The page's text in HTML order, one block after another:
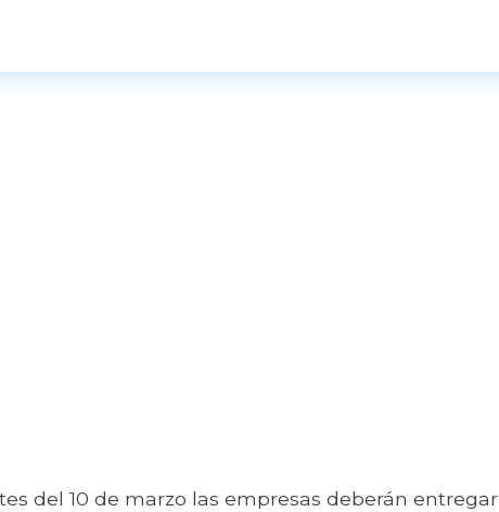
del 10 de marzo las empresas deberán entregar